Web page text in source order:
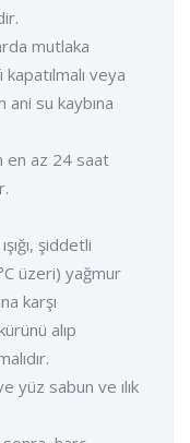
mutlaka
veya
ani su kaybına
en az 24 saat
şiddetli
üzeri) yağmur
karşı
alıp
yüz sabun ve ılık